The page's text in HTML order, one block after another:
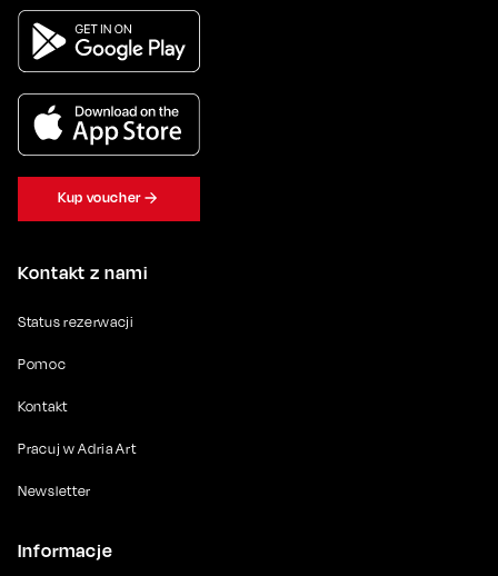
Kontakt z nami
Status rezerwacji
Pomoc
Kontakt
Pracuj w Adria Art
Newsletter
Informacje
Kup voucher